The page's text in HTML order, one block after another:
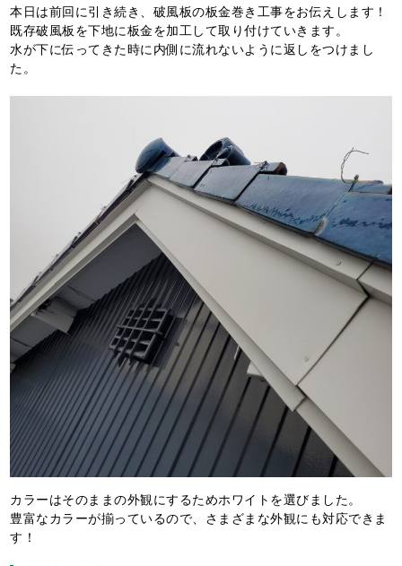
本日は前回に引き続き、破風板の板金巻き工事をお伝えします！
既存破風板を下地に板金を加工して取り付けていきます。
水が下に伝ってきた時に内側に流れないように返しをつけまし
た。
カラーはそのままの外観にするためホワイトを選びました。
豊富なカラーが揃っているので、さまざまな外観にも対応できま
す！